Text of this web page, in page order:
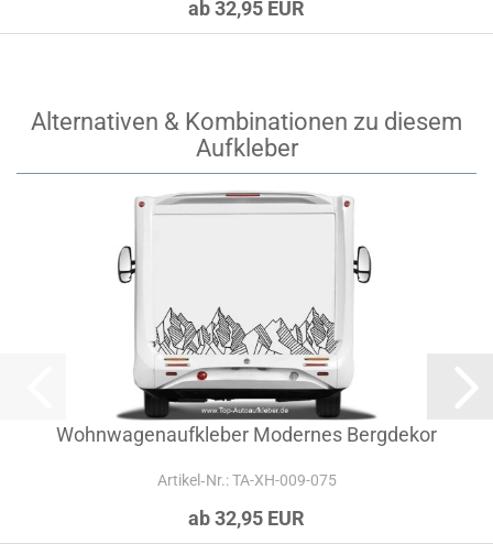
ab 32,95 EUR
Alternativen & Kombinationen zu diesem
Aufkleber
Wohnwagenaufkleber Modernes Bergdekor
Artikel‑Nr.: TA-XH-009-075
ab 32,95 EUR